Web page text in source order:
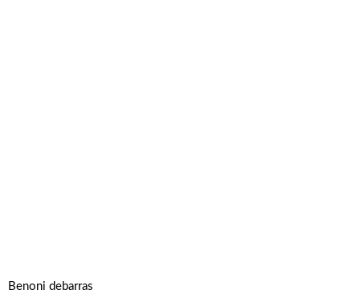
Benoni debarras